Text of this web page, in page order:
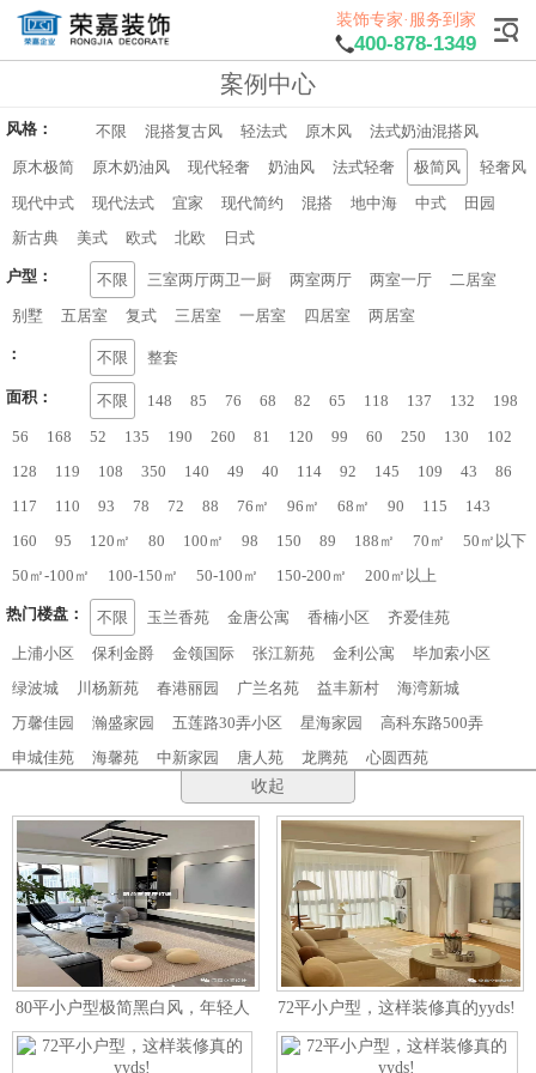
装饰专家·服务到家
400-878-1349
案例中心
风格： 不限 混搭复古风 轻法式 原木风
法式奶油混搭风
原木极简
原木奶油风 现代轻奢 奶油风 法式轻奢 极简风
轻奢风
现代中式
现代法式 宜家 现代简约 混搭 地中海 中式
田园
新古典
美式 欧式 北欧 日式
户型： 不限 三室两厅两卫一厨 两室两厅 两室一厅
二居室
别墅
五居室 复式 三居室 一居室 四居室 两居室
： 不限 整套
面积： 不限 148 85 76 68 82 65 118 137 132
198
56
168 52 135 190 260 81 120 99 60 250 130
102
128
119 108 350 140 49 40 114 92 145 109 43
86
117
110 93 78 72 88 76㎡ 96㎡ 68㎡ 90 115
143
160
95 120㎡ 80 100㎡ 98 150 89 188㎡ 70㎡
50㎡以下
50㎡-100㎡
100-150㎡ 50-100㎡ 150-200㎡ 200㎡以上
热门楼盘： 不限 玉兰香苑 金唐公寓 香楠小区
齐爱佳苑
上浦小区
保利金爵 金领国际 张江新苑 金利公寓
毕加索小区
绿波城
川杨新苑 春港丽园 广兰名苑 益丰新村
海湾新城
万馨佳园
瀚盛家园 五莲路30弄小区 星海家园
高科东路500弄
申城佳苑
海馨苑 中新家园 唐人苑 龙腾苑
心圆西苑
收起
80平小户型极简黑白风，年轻人
的最爱！
72平小户型，这样装修真的yyds!